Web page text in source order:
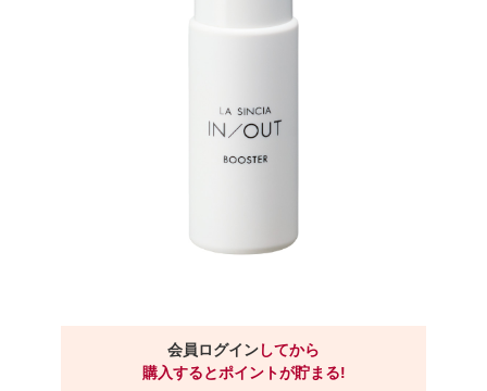
会員ログインしてから
購入するとポイントが貯まる!